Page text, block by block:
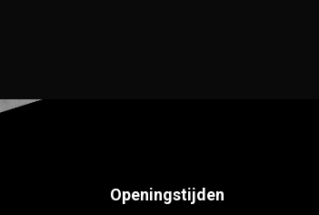
Openingstijden